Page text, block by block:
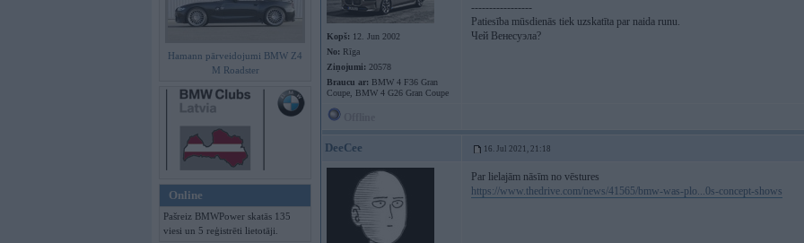
Hamann pārveidojumi BMW Z4
M Roadster
Online
Pašreiz BMWPower skatās 135
viesi un 5 reģistrēti lietotāji.
Kopš: 12. Jun 2002
No: Rīga
Ziņojumi: 20578
Braucu ar: BMW 4 F36 Gran
Coupe, BMW 4 G26 Gran Coupe
-----------------
Patiesība mūsdienās tiek uzskatīta par naida runu.
Чей Венесуэла?
DeeCee 16. Jul 2021, 21:18
Par lielajām nāsīm no vēstures
https://www.thedrive.com/news/41565/bmw-was-plo...0s-concept-shows